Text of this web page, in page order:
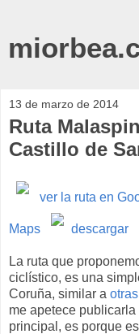
13 de marzo de 2014
Ruta
Castillo de
ver la ruta en
Maps descargar
La ruta que
ciclístico, es una
Coruña, similar a
me apetece
principal, es porque